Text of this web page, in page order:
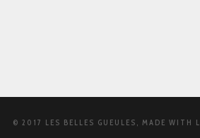
© 2017 LES BELLES GUEULES, MADE WITH